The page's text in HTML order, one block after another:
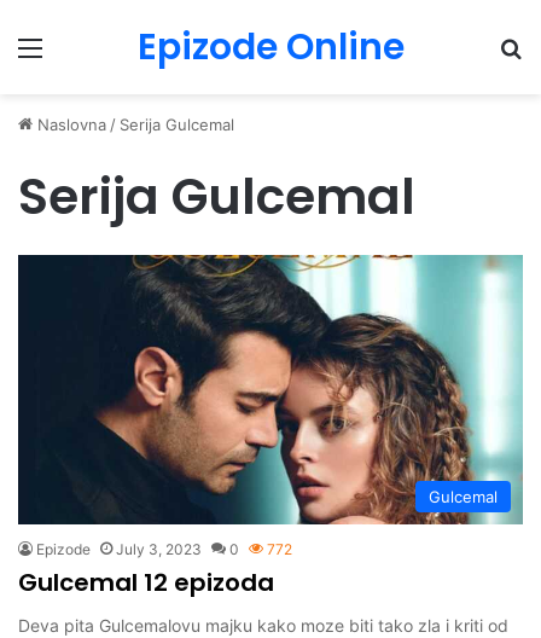
Menu Epizode Online
Naslovna / Serija Gulcemal
Serija Gulcemal
Gulcemal
Epizode July 3, 2023 0 772
Gulcemal 12 epizoda
Deva pita Gulcemalovu majku kako moze biti tako zla i kriti od